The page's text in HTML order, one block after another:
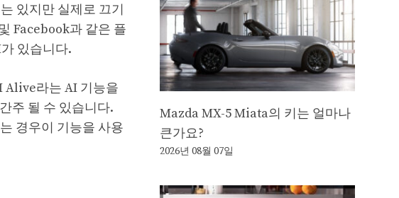
있지만 실제로 끄기
Facebook과 같은 플
있습니다.
Alive라는 AI 기능을
주 될 수 있습니다.
경우이 기능을 사용
Mazda MX-5 Miata의 키는 얼마나
큰가요?
2026년 08월 07일